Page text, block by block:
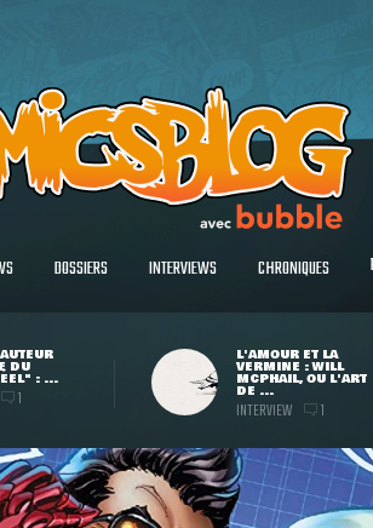
DOSSIERS INTERVIEWS CHRONIQUES
DU
: ...
1
L'AMOUR ET LA
VERMINE : WILL
MCPHAIL, OU L'ART
DE ...
INTERVIEW 1